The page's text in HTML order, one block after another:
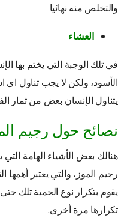
والتخلص منه نهائيا
العشاء
في تلك الوجبة التي يختم بها
الأسود، ولكن لا يجب تناول
يتناول الإنسان بعض من ثمار
نصائح حول رجيم
هنالك بعض الأشياء الهامة التي
رجيم الموز، والتي يعتبر أهمها
يقوم بتكرار نوع الحمية تلك
تكرارها مرة أخرى.